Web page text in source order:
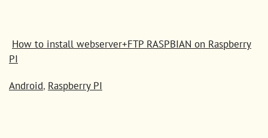
How to install webserver+FTP RASPBIAN on Raspberry
PI
Android, Raspberry PI